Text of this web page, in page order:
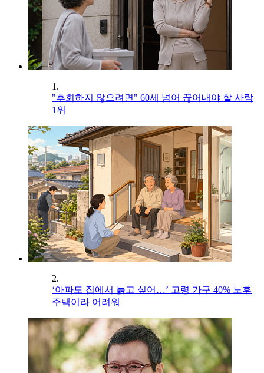
1.
"후회하지 않으려면" 60세 넘어 끊어내야 할 사람
1위
2.
‘아파도 집에서 늙고 싶어…’ 고령 가구 40% 노후
주택이라 어려워